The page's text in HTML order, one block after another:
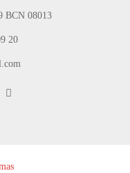
BCN 08013
20